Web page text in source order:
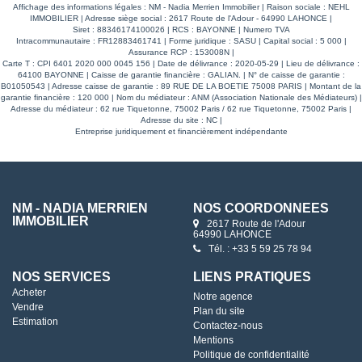
audrey.pinque@merrien-immobilier.com AUDREY PINQUE
(EI) Agent Commercial - Numéro RSAC : 534592142 -
Affichage des informations légales : NM - Nadia Merrien Immobilier | Raison sociale : NEHL
IMMOBILIER | Adresse siège social : 2617 Route de l'Adour - 64990 LAHONCE |
Siret : 88346174100026 | RCS : BAYONNE | Numero TVA
Intracommunautaire : FR12883461741 | Forme juridique : SASU | Capital social : 5 000 |
Assurance RCP : 153008N |
Carte T : CPI 6401 2020 000 0045 156 | Date de délivrance : 2020-05-29 | Lieu de délivrance :
64100 BAYONNE | Caisse de garantie financière : GALIAN. | N° de caisse de garantie :
B01050543 | Adresse caisse de garantie : 89 RUE DE LA BOETIE 75008 PARIS | Montant de la
garantie financière : 120 000 | Nom du médiateur : ANM (Association Nationale des Médiateurs) |
Adresse du médiateur : 62 rue Tiquetonne, 75002 Paris / 62 rue Tiquetonne, 75002 Paris |
Adresse du site : NC |
Entreprise juridiquement et financièrement indépendante
NM - NADIA MERRIEN
IMMOBILIER
NOS COORDONNÉES
2617 Route de l'Adour
64990 LAHONCE
Tél. : +33 5 59 25 78 94
NOS SERVICES
Acheter
Vendre
Estimation
LIENS PRATIQUES
Notre agence
Plan du site
Contactez-nous
Mentions
Politique de confidentialité